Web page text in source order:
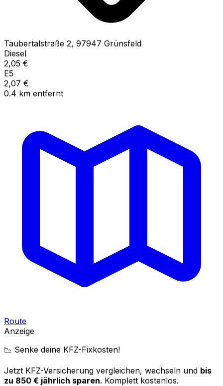
Taubertalstraße 2, 97947 Grünsfeld
Diesel
2,05 €
E5
2,07 €
0.4 km entfernt
Route
Anzeige
📉 Senke deine KFZ-Fixkosten!
Jetzt KFZ-Versicherung vergleichen, wechseln und bis
zu 850 € jährlich sparen. Komplett kostenlos.